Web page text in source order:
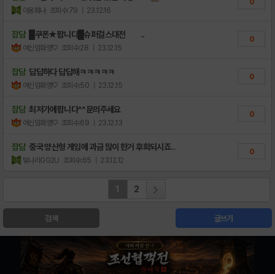
아옹화나 조회수:79 | 23.12.16
잡담 █쿠폰★팝니다█슈퍼걸스대전 ..
여신임화영♡ 조회수:28 | 23.12.15
0
잡담 답답하다 답답해ㅋㅋㅋㅋㅋ
여신임화영♡ 조회수:50 | 23.12.15
0
잡담 최저가에팝니다^^문의주세요
여신임화영♡ 조회수:69 | 23.12.13
0
잡담 중국 양산형 게임에 과금 많이 한거 후회되시죠..
빛나리GG2U 조회수:65 | 23.12.12
0
1 2
검색 글쓰기